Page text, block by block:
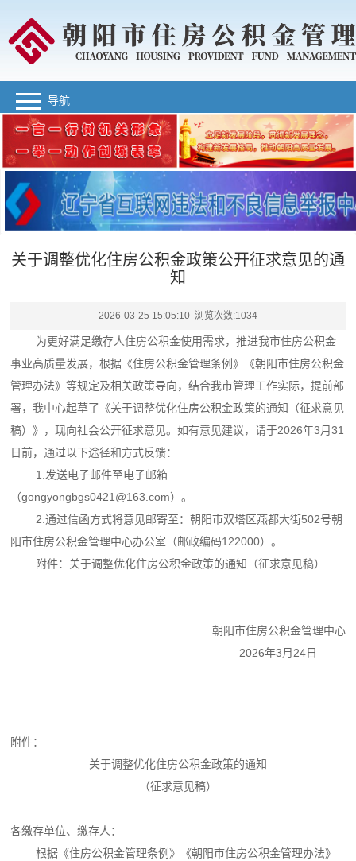
导航
关于调整优化住房公积金政策公开征求意见的通
知
2026-03-25 15:05:10 浏览次数:1034
为更好满足缴存人住房公积金使用需求，推进我市住房公积金
事业高质量发展，根据《住房公积金管理条例》《朝阳市住房公积金
管理办法》等规定及相关政策导向，结合我市管理工作实际，提前部
署，我中心起草了《关于调整优化住房公积金政策的通知（征求意见
稿）》，现向社会公开征求意见。如有意见建议，请于2026年3月31
日前，通过以下途径和方式反馈：
1.发送电子邮件至电子邮箱
（gongyongbgs0421@163.com）。
2.通过信函方式将意见邮寄至：朝阳市双塔区燕都大街502号朝
阳市住房公积金管理中心办公室（邮政编码122000）。
附件：关于调整优化住房公积金政策的通知（征求意见稿）
朝阳市住房公积金管理中心
2026年3月24日
附件：
关于调整优化住房公积金政策的通知
（征求意见稿）
各缴存单位、缴存人：
根据《住房公积金管理条例》《朝阳市住房公积金管理办法》